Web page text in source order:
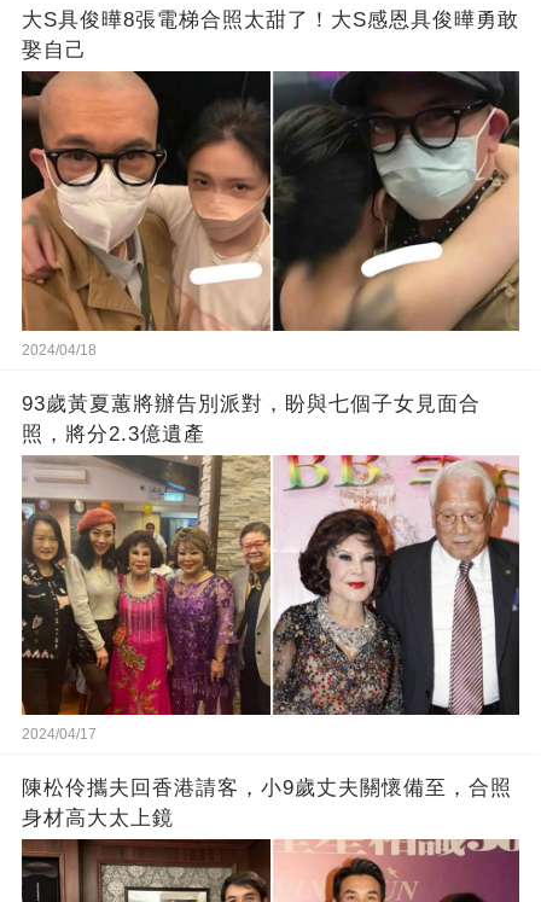
大S具俊曄8張電梯合照太甜了！大S感恩具俊曄勇敢
娶自己
2024/04/18
93歲黃夏蕙將辦告別派對，盼與七個子女見面合
照，將分2.3億遺產
2024/04/17
陳松伶攜夫回香港請客，小9歲丈夫關懷備至，合照
身材高大太上鏡